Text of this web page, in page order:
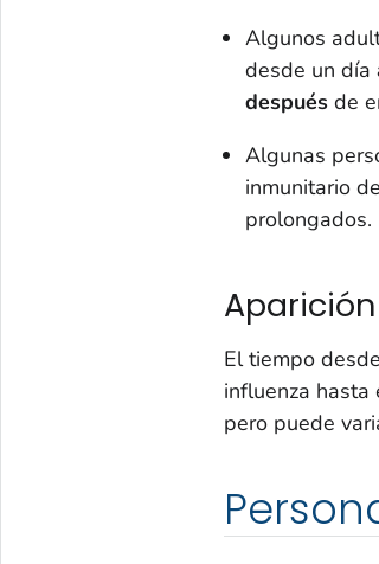
Algunos
desde un día
despuésde
Algunas
inmunitario
prolongados.
El tiempo
influenza hasta
pero puede